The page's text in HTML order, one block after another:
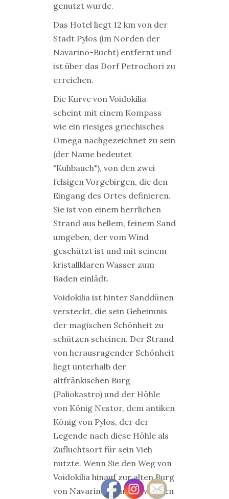
genutzt wurde.
Das Hotel liegt 12 km von der
Stadt Pylos (im Norden der
Navarino-Bucht) entfernt und
ist über das Dorf Petrochori zu
erreichen.
Die Kurve von Voidokilia
scheint mit einem Kompass
wie ein riesiges griechisches
Omega nachgezeichnet zu sein
(der Name bedeutet
"Kuhbauch"), von den zwei
felsigen Vorgebirgen, die den
Eingang des Ortes definieren.
Sie ist von einem herrlichen
Strand aus hellem, feinem Sand
umgeben, der vom Wind
geschützt ist und mit seinem
kristallklaren Wasser zum
Baden einlädt.
Voidokilia ist hinter Sanddünen
versteckt, die sein Geheimnis
der magischen Schönheit zu
schützen scheinen. Der Strand
von herausragender Schönheit
liegt unterhalb der
altfränkischen Burg
(Paliokastro) und der Höhle
von König Nestor, dem antiken
König von Pylos, der der
Legende nach diese Höhle als
Zufluchtsort für sein Vieh
nutzte. Wenn Sie den Weg von
Voidokilia hinauf zur alten Burg
von Navarino nehmen, werden